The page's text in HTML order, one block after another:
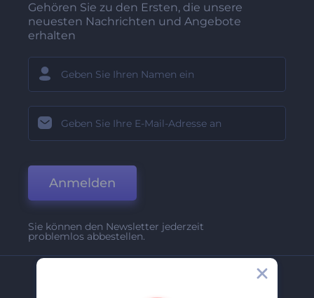
Gehören Sie zu den Ersten, die unsere
neuesten Nachrichten und Angebote
erhalten
Anmelden
Sie können den Newsletter jederzeit
problemlos abbestellen.